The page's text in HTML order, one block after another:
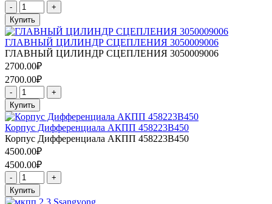
-
+
Купить
ГЛАВНЫЙ ЦИЛИНДР СЦЕПЛЕНИЯ 3050009006
ГЛАВНЫЙ ЦИЛИНДР СЦЕПЛЕНИЯ 3050009006
2700.00₽
2700.00₽
-
+
Купить
Корпус Дифференциала АКПП 458223B450
Корпус Дифференциала АКПП 458223B450
4500.00₽
4500.00₽
-
+
Купить